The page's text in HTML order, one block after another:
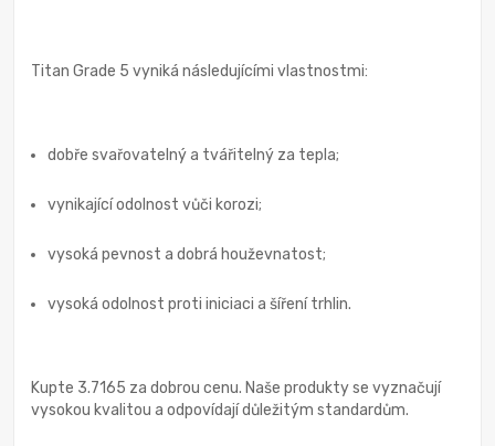
Titan Grade 5 vyniká následujícími vlastnostmi:
dobře svařovatelný a tvářitelný za tepla;
vynikající odolnost vůči korozi;
vysoká pevnost a dobrá houževnatost;
vysoká odolnost proti iniciaci a šíření trhlin.
Kupte 3.7165 za dobrou cenu. Naše produkty se vyznačují
vysokou kvalitou a odpovídají důležitým standardům.